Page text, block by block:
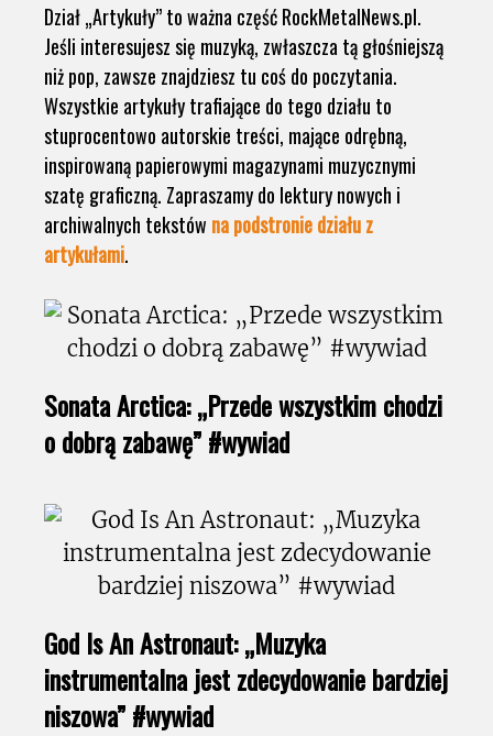
Dział „Artykuły” to ważna część RockMetalNews.pl.
Jeśli interesujesz się muzyką, zwłaszcza tą głośniejszą
niż pop, zawsze znajdziesz tu coś do poczytania.
Wszystkie artykuły trafiające do tego działu to
stuprocentowo autorskie treści, mające odrębną,
inspirowaną papierowymi magazynami muzycznymi
szatę graficzną. Zapraszamy do lektury nowych i
archiwalnych tekstów na podstronie działu z
artykułami.
Sonata Arctica: „Przede wszystkim chodzi
o dobrą zabawę” #wywiad
God Is An Astronaut: „Muzyka
instrumentalna jest zdecydowanie bardziej
niszowa” #wywiad